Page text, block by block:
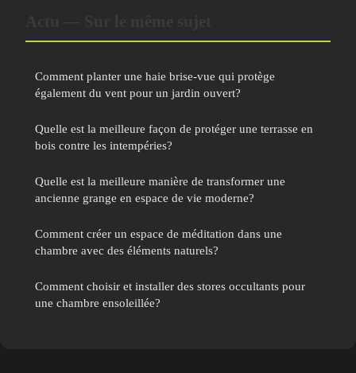
Comment planter une haie brise-vue qui protège
également du vent pour un jardin ouvert?
Quelle est la meilleure façon de protéger une terrasse en
bois contre les intempéries?
Quelle est la meilleure manière de transformer une
ancienne grange en espace de vie moderne?
Comment créer un espace de méditation dans une
chambre avec des éléments naturels?
Comment choisir et installer des stores occultants pour
une chambre ensoleillée?